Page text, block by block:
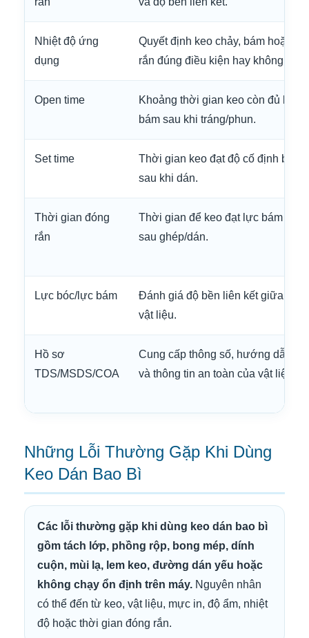
Nhiệt độ ứng
dụng
Quyết định keo chảy, bám hoặc
rắn đúng điều kiện hay không.
Open time
Khoảng thời gian keo còn đủ khả
bám sau khi tráng/phun.
Set time
Thời gian keo đạt độ cố định ban
sau khi dán.
Thời gian đóng
rắn
Thời gian để keo đạt lực bám ổn
sau ghép/dán.
Lực bóc/lực bám
Đánh giá độ bền liên kết giữa các
vật liệu.
Hồ sơ
TDS/MSDS/COA
Cung cấp thông số, hướng dẫn
và thông tin an toàn của vật liệu.
Những Lỗi Thường Gặp Khi Dùng
Keo Dán Bao Bì
Các lỗi thường gặp khi dùng keo dán bao bì
gồm tách lớp, phồng rộp, bong mép, dính
cuộn, mùi lạ, lem keo, đường dán yếu hoặc
không chạy ổn định trên máy. Nguyên nhân
có thể đến từ keo, vật liệu, mực in, độ ẩm, nhiệt
độ hoặc thời gian đóng rắn.